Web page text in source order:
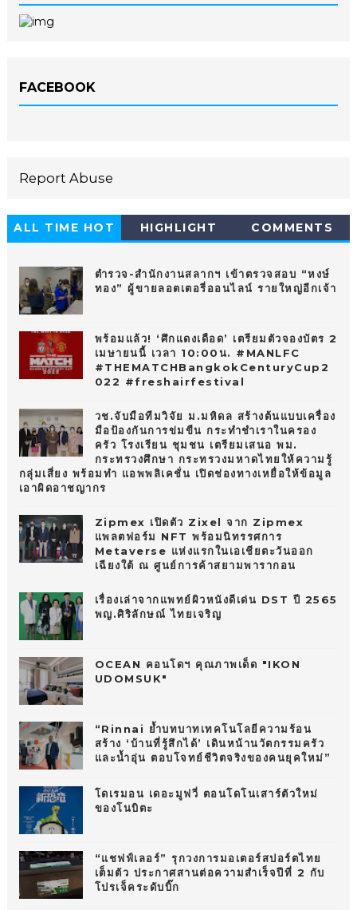
FACEBOOK
Report Abuse
ALL TIME HOT
HIGHLIGHT COMMENTS
ตำรวจ-สำนักงานสลากฯ เข้าตรวจสอบ “หงษ์
ทอง” ผู้ขายลอตเตอรี่ออนไลน์ รายใหญ่อีกเจ้า
พร้อมแล้ว! ‘ศึกแดงเดือด’ เตรียมตัวจองบัตร 2
เมษายนนี้ เวลา 10:00น. #MANLFC
#THEMATCHBangkokCenturyCup2
022 #freshairfestival
วช.จับมือทีมวิจัย ม.มหิดล สร้างต้นแบบเครื่อง
มือป้องกันการข่มขืน กระทำชำเราในครอง
ครัว โรงเรียน ชุมชน เตรียมเสนอ พม.
กระทรวงศึกษา กระทรวงมหาดไทยให้ความรู้
กลุ่มเสี่ยง พร้อมทำ แอพพลิเคชั่น เปิดช่องทางเหยื่อให้ข้อมูล
เอาผิดอาชญากร
Zipmex เปิดตัว Zixel จาก Zipmex
แพลตฟอร์ม NFT พร้อมนิทรรศการ
Metaverse แห่งแรกในเอเชียตะวันออก
เฉียงใต้ ณ ศูนย์การค้าสยามพารากอน
เรื่องเล่าจากแพทย์ผิวหนังดีเด่น DST ปี 2565
พญ.ศิริลักษณ์ ไทยเจริญ
OCEAN คอนโดฯ คุณภาพเด็ด "IKON
UDOMSUK"
“Rinnai ย้ำบทบาทเทคโนโลยีความร้อน
สร้าง ‘บ้านที่รู้สึกได้’ เดินหน้านวัตกรรมครัว
และน้ำอุ่น ตอบโจทย์ชีวิตจริงของคนยุคใหม่”
โดเรมอน เดอะมูฟวี่ ตอนโดโนเสาร์ตัวใหม่
ของโนบิตะ
“แชฟฟ์เลอร์” รุกวงการมอเตอร์สปอร์ตไทย
เต็มตัว ประกาศสานต่อความสำเร็จปีที่ 2 กับ
โปรเจ็คระดับบิ๊ก